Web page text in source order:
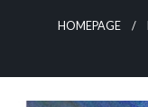
HOMEPAGE